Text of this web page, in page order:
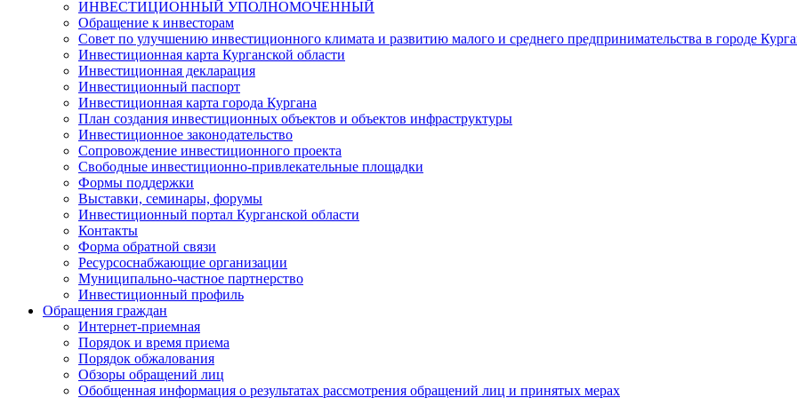
ИНВЕСТИЦИОННЫЙ УПОЛНОМОЧЕННЫЙ
Обращение к инвесторам
Совет по улучшению инвестиционного климата и развитию малого и среднего предпринимательства в городе
Инвестиционная карта Курганской области
Инвестиционная декларация
Инвестиционный паспорт
Инвестиционная карта города Кургана
План создания инвестиционных объектов и объектов инфраструктуры
Инвестиционное законодательство
Сопровождение инвестиционного проекта
Свободные инвестиционно-привлекательные площадки
Формы поддержки
Выставки, семинары, форумы
Инвестиционный портал Курганской области
Контакты
Форма обратной связи
Ресурсоснабжающие организации
Муниципально-частное партнерство
Инвестиционный профиль
Обращения граждан
Интернет-приемная
Порядок и время приема
Порядок обжалования
Обзоры обращений лиц
Обобщенная информация о результатах рассмотрения обращений лиц и принятых мерах